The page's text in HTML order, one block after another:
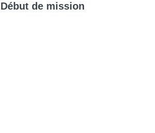
Début de mission